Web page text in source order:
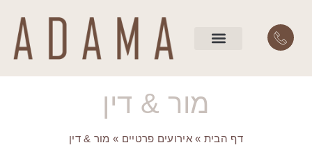
מור & דין
דף הבית »אירועים פרטיים » מור & דין